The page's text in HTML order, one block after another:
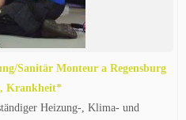
Sanitär Monteur a Regensburg
Krankheit*
Heizung-, Klima- und